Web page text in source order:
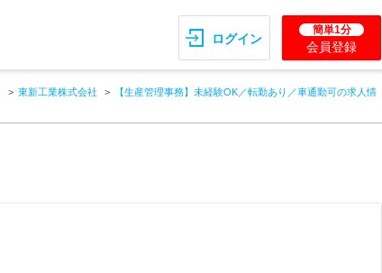
ログイン
簡単1分
会員登録
東新工業株式会社
【生産管理事務】未経験OK／転勤あり／車通勤可の求人情